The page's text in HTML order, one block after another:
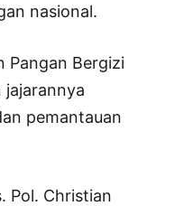
nasional.
Pangan Bergizi
jajarannya
pemantauan
Pol. Christian